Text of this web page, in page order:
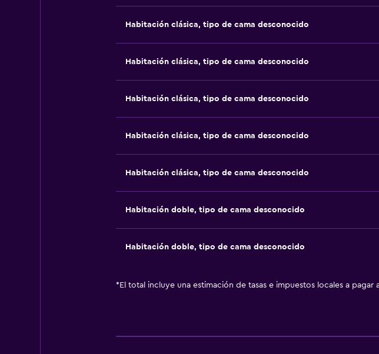
Habitación clásica, tipo de cama desconocido
Habitación clásica, tipo de cama desconocido
Habitación clásica, tipo de cama desconocido
Habitación clásica, tipo de cama desconocido
Habitación clásica, tipo de cama desconocido
Habitación doble, tipo de cama desconocido
Habitación doble, tipo de cama desconocido
* El total incluye una estimación de tasas e impuestos locales a pagar